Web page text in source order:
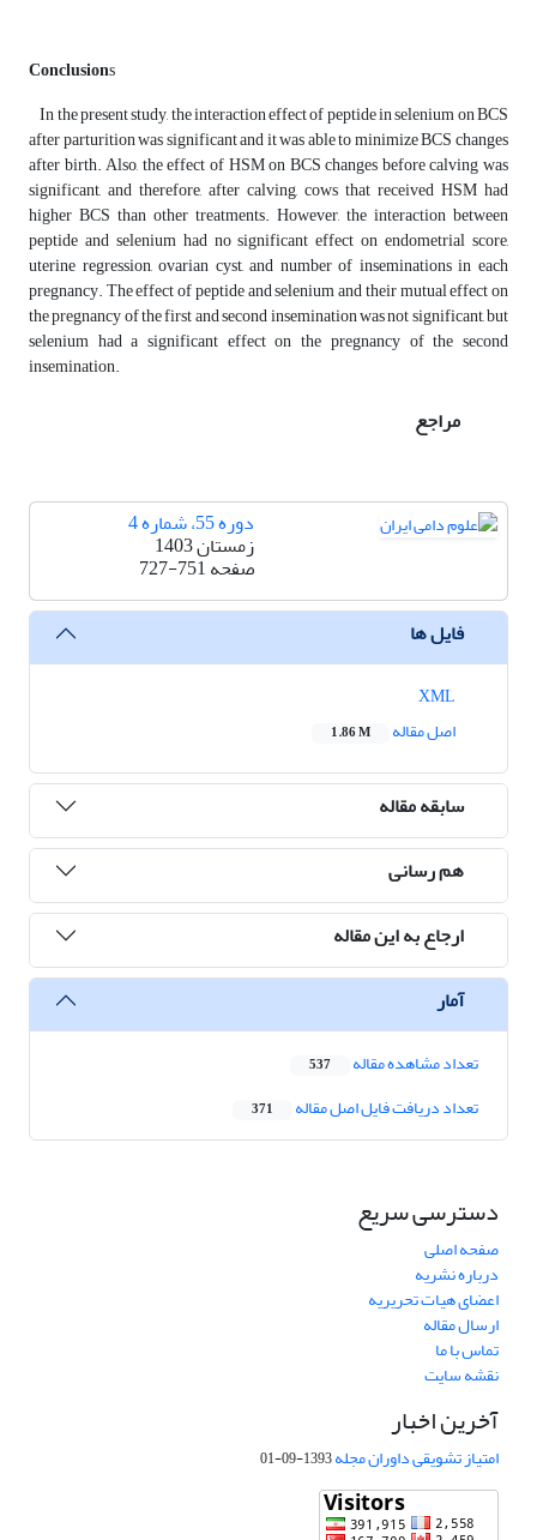
Conclusions
In the present study, the interaction effect of peptide in selenium on BCS
after parturition was significant and it was able to minimize BCS changes
after birth. Also, the effect of HSM on BCS changes before calving was
significant, and therefore, after calving, cows that received HSM had
higher BCS than other treatments. However, the interaction between
peptide and selenium had no significant effect on endometrial score,
uterine regression, ovarian cyst, and number of inseminations in each
pregnancy. The effect of peptide and selenium and their mutual effect on
the pregnancy of the first and second insemination was not significant, but
selenium had a significant effect on the pregnancy of the second
insemination.
مراجع
دوره 55، شماره 4
زمستان 1403
صفحه727-751
فایل ها
اصل مقاله
1.86 M
سابقه مقاله
هم رسانی
ارجاع به این مقاله
آمار
تعداد مشاهده مقاله 537
تعداد دریافت فایل اصل مقاله 371
دسترسی سریع
صفحه اصلی
درباره نشریه
اعضای هیات تحریریه
ارسال مقاله
تماس با ما
نقشه سایت
آخرین اخبار
امتیاز تشویقی داوران مجله1393-09-01